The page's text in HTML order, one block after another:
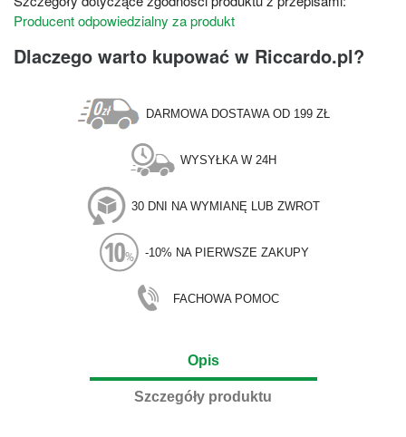
Producent odpowiedzialny za produkt
Dlaczego warto kupować w Riccardo.pl?
DARMOWA DOSTAWA OD 199 ZŁ
WYSYŁKA W 24H
30 DNI NA WYMIANĘ LUB ZWROT
-10% NA PIERWSZE ZAKUPY
FACHOWA POMOC
Opis
Szczegóły produktu